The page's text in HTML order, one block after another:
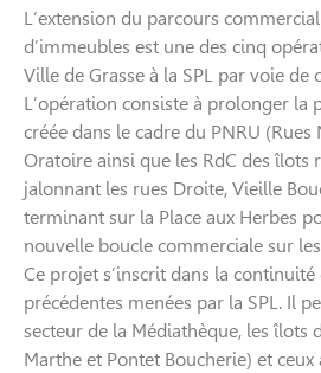
L’extension du parcours
d’immeubles est une des cinq
Ville de Grasse à la SPL par voie de
L’opération consiste à prolonger la
créée dans le cadre du PNRU (Rues
Oratoire ainsi que les RdC des îlots
jalonnant les rues Droite, Vieille
terminant sur la Place aux Herbes
nouvelle boucle commerciale sur
Ce projet s’inscrit dans la
précédentes menées par la SPL. Il
secteur de la Médiathèque, les îlots
Marthe et Pontet Boucherie) et